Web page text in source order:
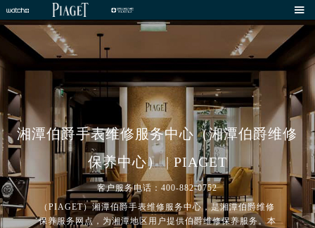

湘潭伯爵手表维修服务中心（湘潭伯爵维修
保养中心） | PIAGET
客户服务电话：400-882-0752
（PIAGET）湘潭伯爵手表维修服务中心，是湘潭伯爵维修
保养服务网点，为湘潭地区用户提供伯爵维修保养服务。本